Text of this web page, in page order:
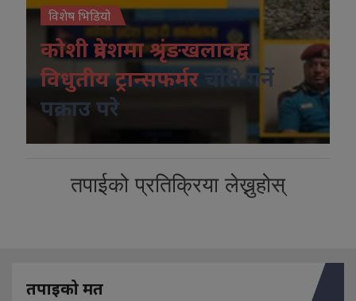
विशेष भिडियो
कोशी प्रदेशमा श्रृंङखलावद्व
विधुतीय ट्रान्सफर्मर
चोरी गर्ने
पक्राउ परे
तपाईको प्रतिक्रिया लेख्नुहोस्
तपाइको मत